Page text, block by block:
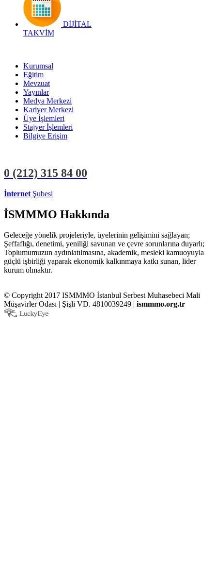
DİJİTAL
TAKVİM
Kurumsal
Eğitim
Mevzuat
Yayınlar
Medya Merkezi
Kariyer Merkezi
Üye İşlemleri
Stajyer İşlemleri
Bilgiye Erişim
0 (212) 315 84 00
İnternet Şubesi
İSMMMO Hakkında
Geleceğe yönelik projeleriyle, üyelerinin gelişimini sağlayan;
Şeffaflığı, denetimi, yeniliği savunan ve çevre sorunlarına duyarlı;
Toplumumuzun aydınlatılmasına, akademik, mesleki kamuoyuyla
güçlü işbirliği yaparak ekonomik kalkınmaya katkı sunan, lider
kurum olmaktır.
© Copyright 2017 ISMMMO İstanbul Serbest Muhasebeci Mali
Müşavirler Odası | Şişli VD. 4810039249 | ismmmo.org.tr